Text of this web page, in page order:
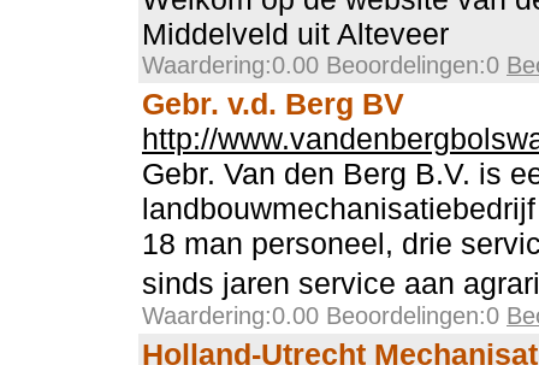
Middelveld uit Alteveer
Waardering:0.00 Beoordelingen:0
Gebr. v.d. Berg BV
http://
Gebr. Van den Berg B.V. is
18 man personeel, drie
sinds jaren service aan
Waardering:0.00 Beoordelingen:0
Holland-Utrecht